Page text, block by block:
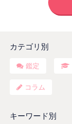
カテゴリ別
鑑定
コラム
キーワード別